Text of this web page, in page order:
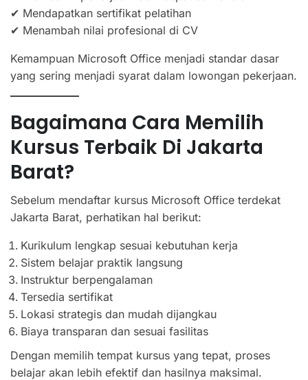
✔ Mendapatkan sertifikat pelatihan
✔ Menambah nilai profesional di CV
Kemampuan Microsoft Office menjadi standar dasar
yang sering menjadi syarat dalam lowongan pekerjaan.
Bagaimana Cara Memilih
Kursus Terbaik Di Jakarta
Barat?
Sebelum mendaftar kursus Microsoft Office terdekat
Jakarta Barat, perhatikan hal berikut:
Kurikulum lengkap sesuai kebutuhan kerja
Sistem belajar praktik langsung
Instruktur berpengalaman
Tersedia sertifikat
Lokasi strategis dan mudah dijangkau
Biaya transparan dan sesuai fasilitas
Dengan memilih tempat kursus yang tepat, proses
belajar akan lebih efektif dan hasilnya maksimal.